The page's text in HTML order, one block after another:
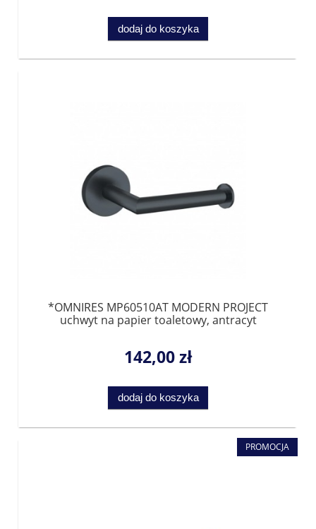
dodaj do koszyka
*OMNIRES MP60510AT MODERN PROJECT
uchwyt na papier toaletowy, antracyt
142,00 zł
dodaj do koszyka
PROMOCJA